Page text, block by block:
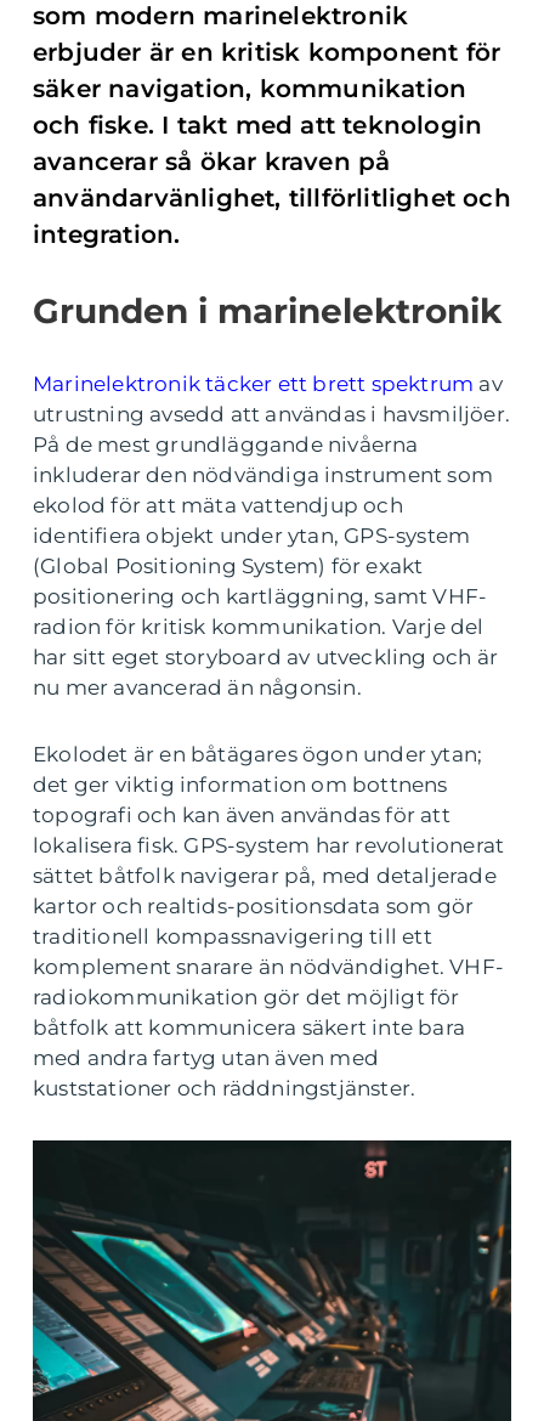
som modern marinelektronik
erbjuder är en kritisk komponent för
säker navigation, kommunikation
och fiske. I takt med att teknologin
avancerar så ökar kraven på
användarvänlighet, tillförlitlighet och
integration.
Grunden i marinelektronik
Marinelektronik täcker ett brett spektrum av
utrustning avsedd att användas i havsmiljöer.
På de mest grundläggande nivåerna
inkluderar den nödvändiga instrument som
ekolod för att mäta vattendjup och
identifiera objekt under ytan, GPS-system
(Global Positioning System) för exakt
positionering och kartläggning, samt VHF-
radion för kritisk kommunikation. Varje del
har sitt eget storyboard av utveckling och är
nu mer avancerad än någonsin.
Ekolodet är en båtägares ögon under ytan;
det ger viktig information om bottnens
topografi och kan även användas för att
lokalisera fisk. GPS-system har revolutionerat
sättet båtfolk navigerar på, med detaljerade
kartor och realtids-positionsdata som gör
traditionell kompassnavigering till ett
komplement snarare än nödvändighet. VHF-
radiokommunikation gör det möjligt för
båtfolk att kommunicera säkert inte bara
med andra fartyg utan även med
kuststationer och räddningstjänster.